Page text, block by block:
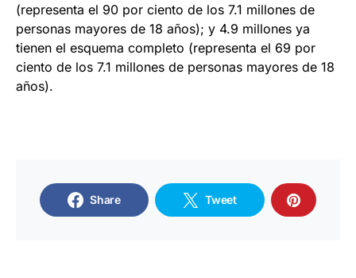
(representa el 90 por ciento de los 7.1 millones de
personas mayores de 18 años); y 4.9 millones ya
tienen el esquema completo (representa el 69 por
ciento de los 7.1 millones de personas mayores de 18
años).
Share Tweet